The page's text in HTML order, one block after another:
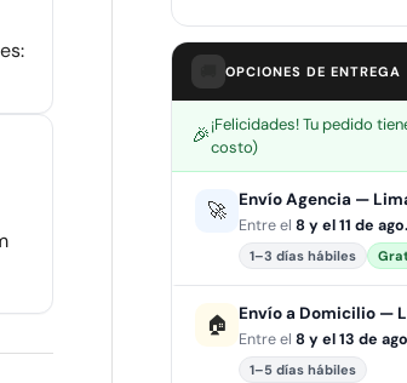
OPCIONES DE ENTREGA
🎉¡Felicidades! Tu pedido
costo)
🚀 Envío Agencia —
Entre el8 y el 11 de ago.
1–3 días hábiles
🏠 Envío a Domicilio —
Entre el8 y el 13 de
1–5 días hábiles